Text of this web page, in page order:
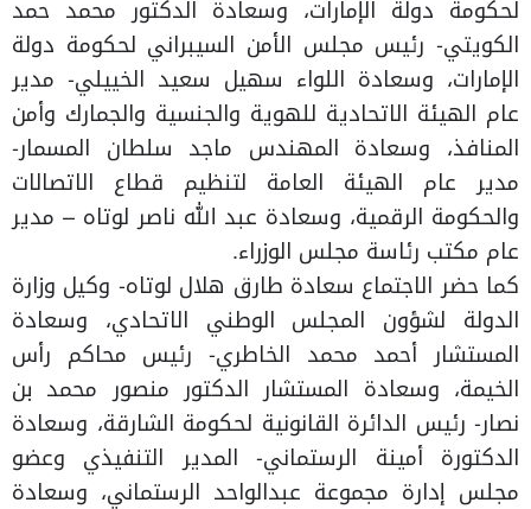
لحكومة دولة الإمارات، وسعادة الدكتور محمد حمد
الكويتي- رئيس مجلس الأمن السيبراني لحكومة دولة
الإمارات، وسعادة اللواء سهيل سعيد الخييلي- مدير
عام الهيئة الاتحادية للهوية والجنسية والجمارك وأمن
المنافذ، وسعادة المهندس ماجد سلطان المسمار-
مدير عام الهيئة العامة لتنظيم قطاع الاتصالات
والحكومة الرقمية، وسعادة عبد الله ناصر لوتاه – مدير
عام مكتب رئاسة مجلس الوزراء.
كما حضر الاجتماع سعادة طارق هلال لوتاه- وكيل وزارة
الدولة لشؤون المجلس الوطني الاتحادي، وسعادة
المستشار أحمد محمد الخاطري- رئيس محاكم رأس
الخيمة، وسعادة المستشار الدكتور منصور محمد بن
نصار- رئيس الدائرة القانونية لحكومة الشارقة، وسعادة
الدكتورة أمينة الرستماني- المدير التنفيذي وعضو
مجلس إدارة مجموعة عبدالواحد الرستماني، وسعادة